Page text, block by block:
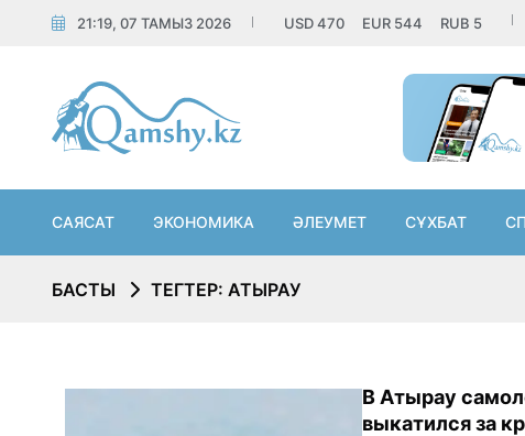
21:19, 07 ТАМЫЗ 2026 USD470 EUR 544 RUB 5
САЯСАТ ЭКОНОМИКА ӘЛЕУМЕТ СҰХБАТ
БАСТЫ ТЕГТЕР: АТЫРАУ
В Атырау
выкатился за